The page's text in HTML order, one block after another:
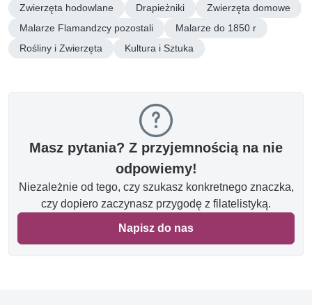
Zwierzęta hodowlane
Drapieżniki
Zwierzęta domowe
Malarze Flamandzcy pozostali
Malarze do 1850 r
Rośliny i Zwierzęta
Kultura i Sztuka
Masz pytania? Z przyjemnością na nie
odpowiemy!
Niezależnie od tego, czy szukasz konkretnego znaczka,
czy dopiero zaczynasz przygodę z filatelistyką.
Napisz do nas